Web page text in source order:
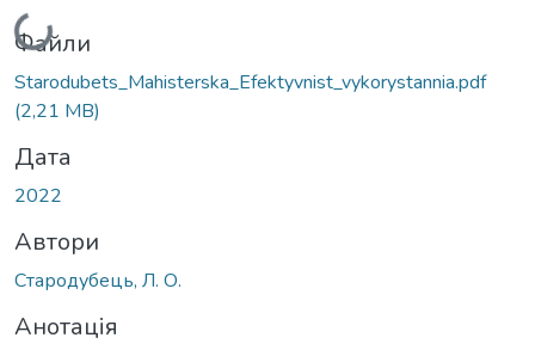
Вантажиться...
Файли
Starodubets_Мahisterska_Efektyvnist_vykorystannia.pdf
(2,21 MB)
Дата
2022
Автори
Стародубець, Л. О.
Анотація